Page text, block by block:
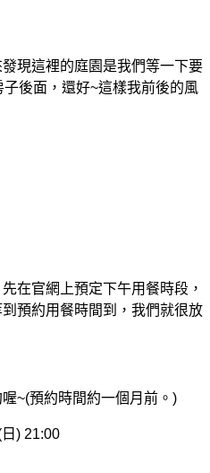
現這裡的庭園是我們等一下要
子後面，還好~這樣我前後的風
在官網上預定下午用餐時段，
預約用餐時間到，我們就很放
~(預約時間約一個月前。)
) 21:00